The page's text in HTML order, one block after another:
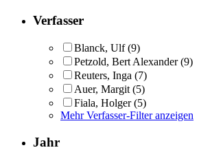
Verfasser
Blanck, Ulf (9)
Petzold, Bert Alexander (9)
Reuters, Inga (7)
Auer, Margit (5)
Fiala, Holger (5)
Mehr Verfasser-Filter anzeigen
Jahr